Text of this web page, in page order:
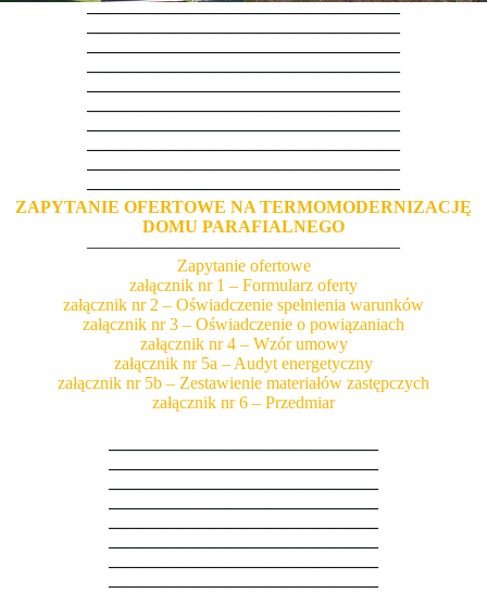
——————————————————
——————————————————
——————————————————
——————————————————
——————————————————
——————————————————
——————————————————
——————————————————
——————————————————
——————————————————
ZAPYTANIE OFERTOWE NA TERMOMODERNIZACJĘ
DOMU PARAFIALNEGO
——————————————————
Zapytanie ofertowe
załącznik nr 1 – Formularz oferty
załącznik nr 2 – Oświadczenie spełnienia warunków
załącznik nr 3 – Oświadczenie o powiązaniach
załącznik nr 4 – Wzór umowy
załącznik nr 5a – Audyt energetyczny
załącznik nr 5b – Zestawienie materiałów zastępczych
załącznik nr 6 – Przedmiar
———————————————–
———————————————–
———————————————–
———————————————–
———————————————–
———————————————–
———————————————–
———————————————–